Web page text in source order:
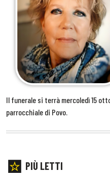
Il funerale si terrà mercoledì 15
parrocchiale di Povo.
PIÙ LETTI